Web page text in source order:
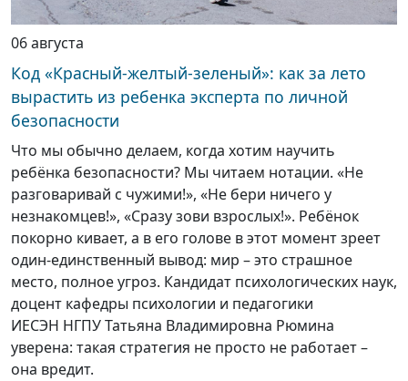
06 августа
Код «Красный-желтый-зеленый»: как за лето
вырастить из ребенка эксперта по личной
безопасности
Что мы обычно делаем, когда хотим научить
ребёнка безопасности? Мы читаем нотации. «Не
разговаривай с чужими!», «Не бери ничего у
незнакомцев!», «Сразу зови взрослых!». Ребёнок
покорно кивает, а в его голове в этот момент зреет
один-единственный вывод: мир – это страшное
место, полное угроз. Кандидат психологических наук,
доцент кафедры психологии и педагогики
ИЕСЭН НГПУ Татьяна Владимировна Рюмина
уверена: такая стратегия не просто не работает –
она вредит.